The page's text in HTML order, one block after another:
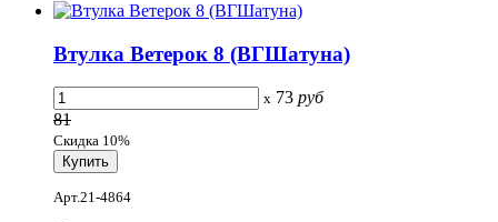
Втулка Ветерок 8 (ВГШатуна)
x 73 руб
81
Скидка 10%
Арт.21-4864